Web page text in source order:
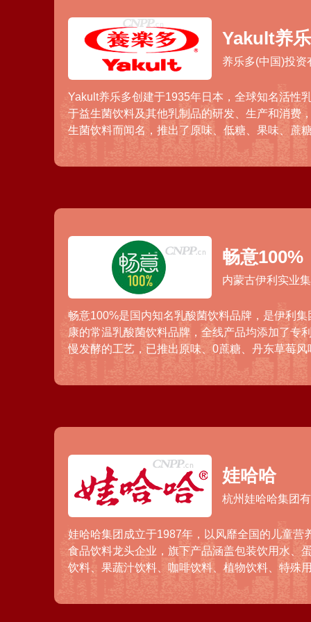
Yakult养
养乐多(中国)投资
Yakult养乐多创建于1935年日本，全球知名活性
于益生菌饮料及其他乳制品的研发、生产和消费
生菌饮料而闻名，推出了原味、低糖、果味、蔗
料，销售网络覆盖全球数十个国家和地区。
畅意100%
内蒙古伊利实业
畅意100%是国内知名乳酸菌饮料品牌，是伊利
康的常温乳酸菌饮料品牌，全线产品均添加了专
慢发酵的工艺，已推出原味、0蔗糖、丹东草莓
饮料产品，满足丰富多元的饮用场景，销售网络
娃哈哈
杭州娃哈哈集团
娃哈哈集团成立于1987年，以风靡全国的儿童营
食品饮料龙头企业，旗下产品涵盖包装饮用水、
饮料、果蔬汁饮料、咖啡饮料、植物饮料、特殊
制品、医药保健食品等十余类200多个品种，其